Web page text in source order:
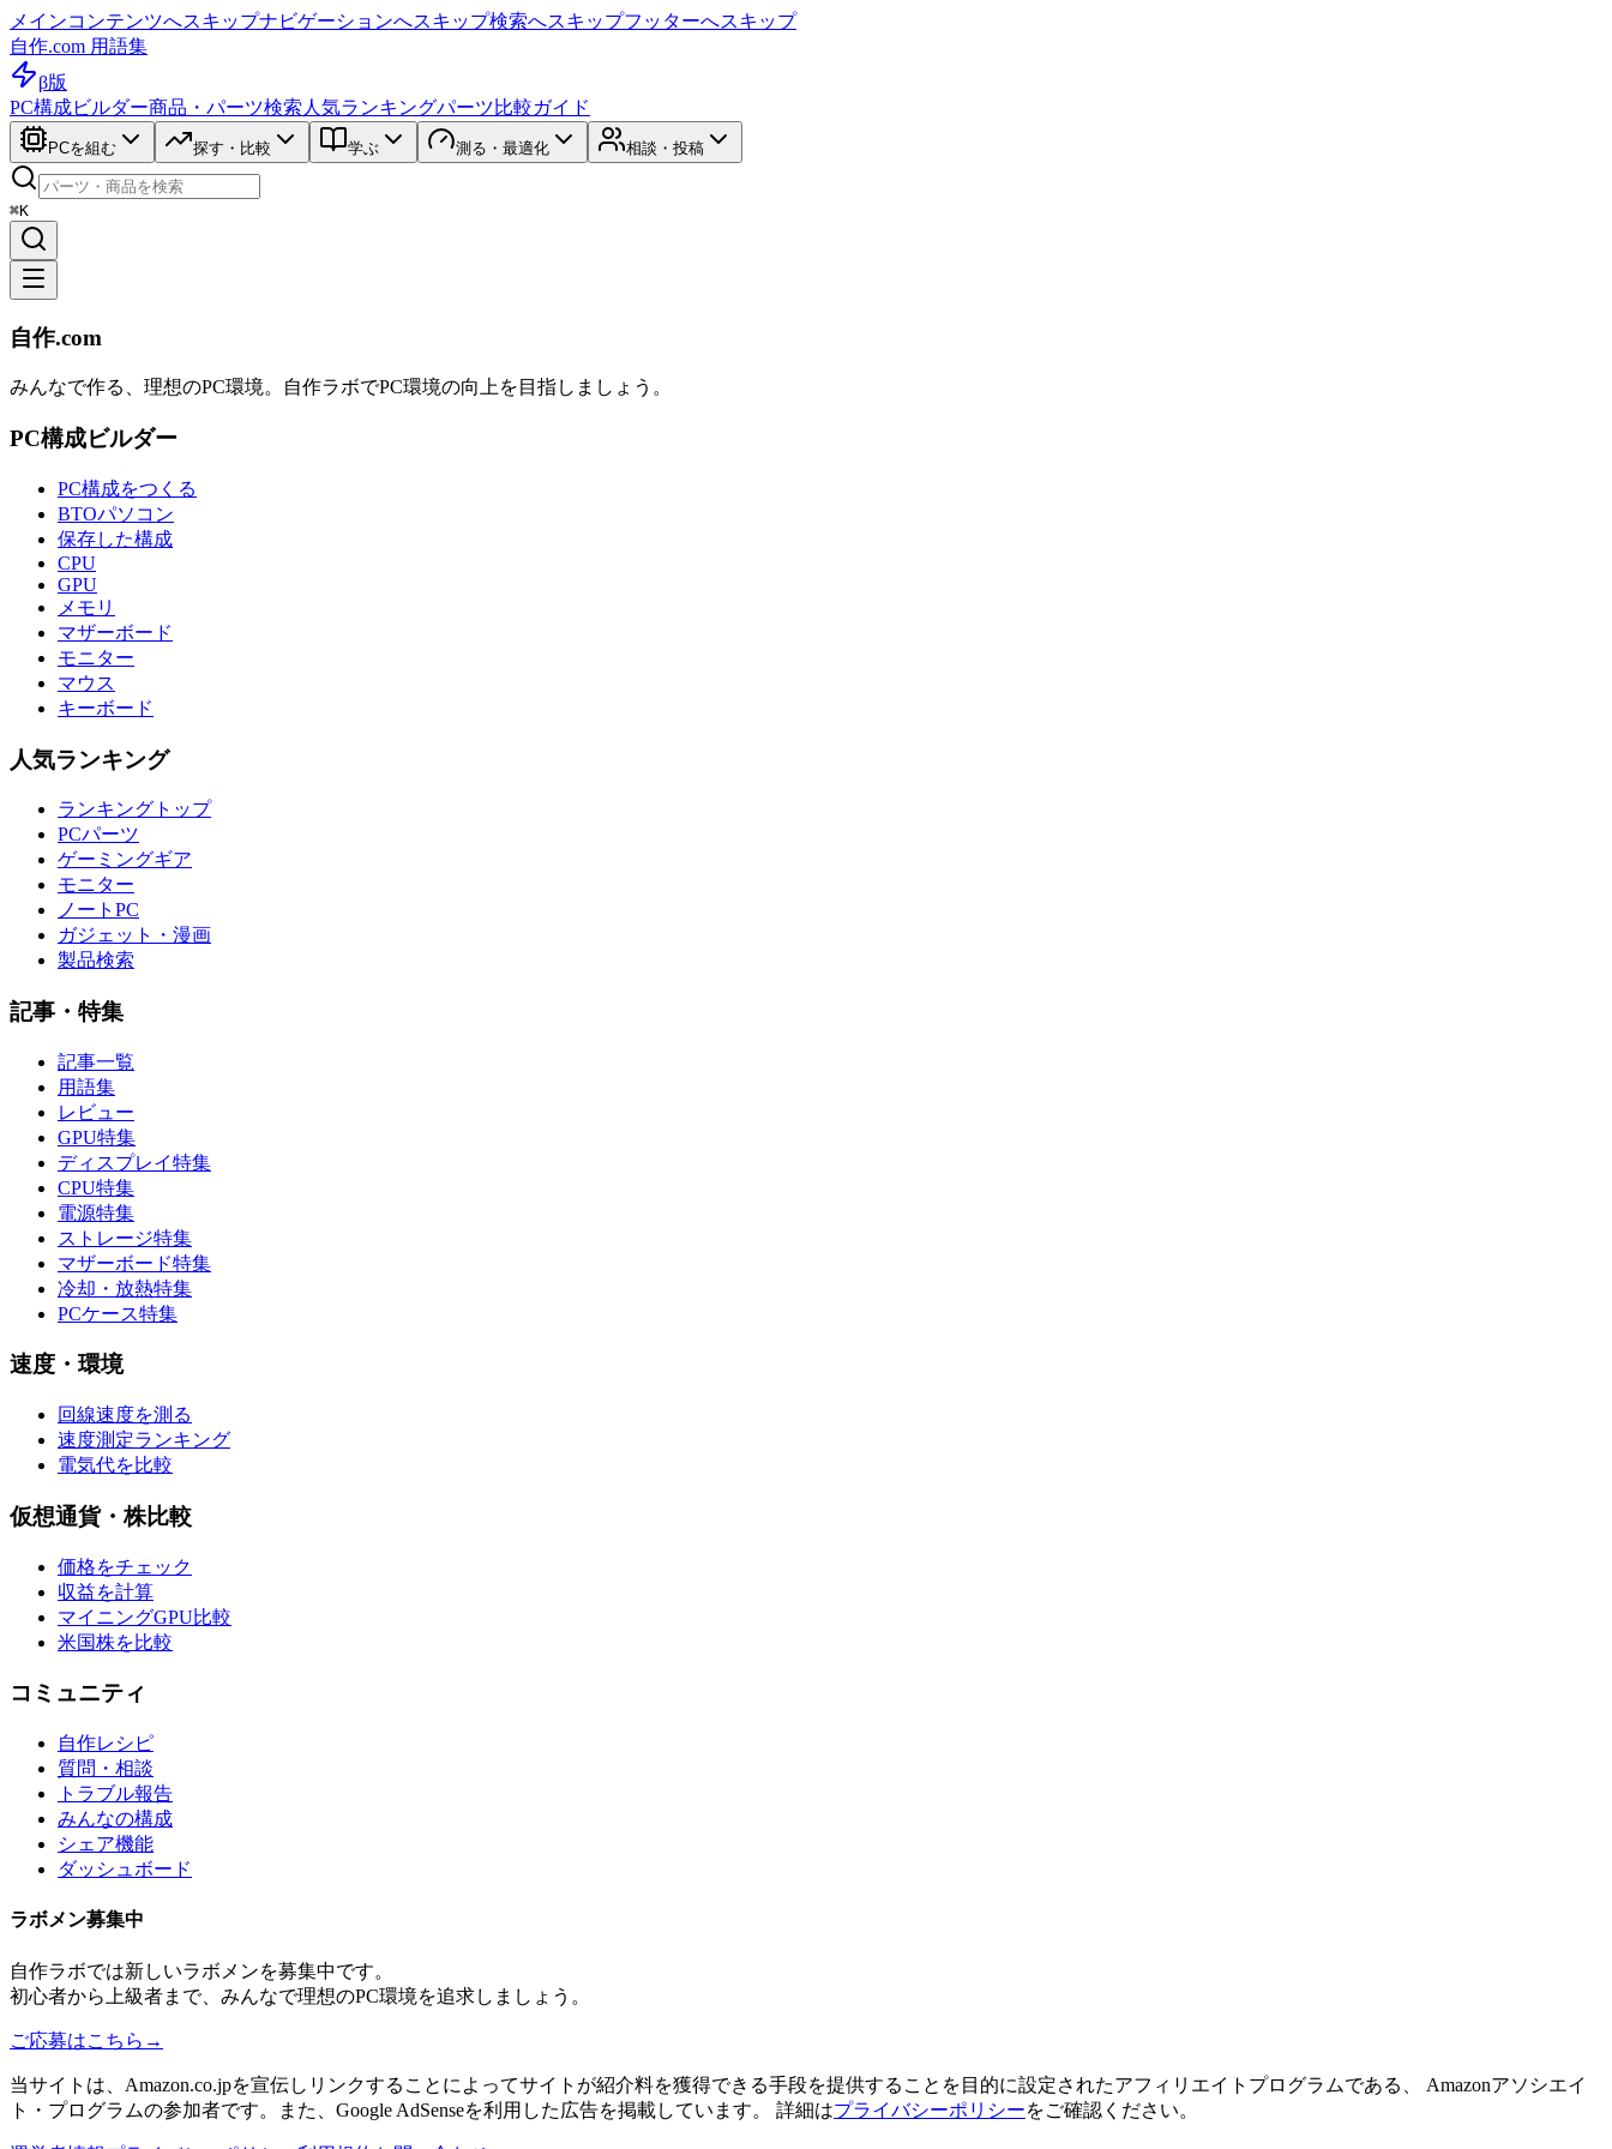
メインコンテンツへスキップナビゲーションへスキップ検索へスキップフッターへスキップ
自作.com 用語集
β版
PC構成ビルダー商品・パーツ検索 人気ランキングパーツ比較ガイド
PCを組む 探す・比較 学ぶ 測る・最適化 相談・投稿
⌘K
自作.com
みんなで作る、理想のPC環境。 自作ラボでPC環境の向上を目指しましょう。
PC構成ビルダー
PC構成をつくる
BTOパソコン
保存した構成
CPU
GPU
メモリ
マザーボード
モニター
マウス
キーボード
人気ランキング
ランキングトップ
PCパーツ
ゲーミングギア
モニター
ノートPC
ガジェット・漫画
製品検索
記事・特集
記事一覧
用語集
レビュー
GPU特集
ディスプレイ特集
CPU特集
電源特集
ストレージ特集
マザーボード特集
冷却・放熱特集
PCケース特集
速度・環境
回線速度を測る
速度測定ランキング
電気代を比較
仮想通貨・株比較
価格をチェック
収益を計算
マイニングGPU比較
米国株を比較
コミュニティ
自作レシピ
質問・相談
トラブル報告
みんなの構成
シェア機能
ダッシュボード
ラボメン募集中
自作ラボでは新しいラボメンを募集中です。
初心者から上級者まで、みんなで理想のPC環境を追求しましょう。
ご応募はこちら →
当サイトは、Amazon.co.jpを宣伝しリンクすることによってサイトが紹介料を獲得できる手段を提供することを目的に設定されたアフィリエイトプログラムである、 Amazonアソシエイ
ト・プログラムの参加者です。また、Google AdSenseを利用した広告を掲載しています。 詳細はプライバシーポリシーをご確認ください。